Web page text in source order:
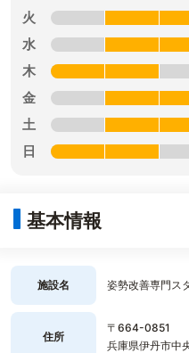
火
水
木
金
土
日
基本情報
施設名 姿勢改善専門ス
住所
〒664-0851
兵庫県伊丹市中